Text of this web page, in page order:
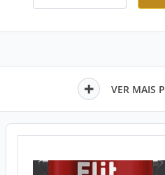
VER MAIS